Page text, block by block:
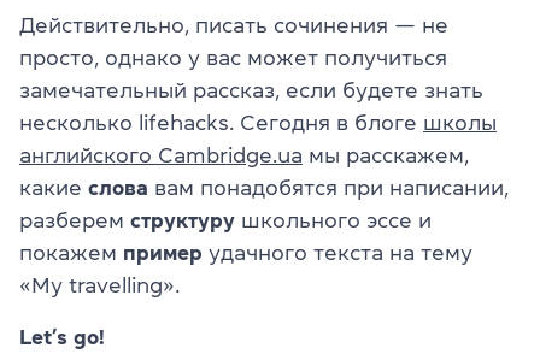
Действительно, писать сочинения — не
просто, однако у вас может получиться
замечательный рассказ, если будете знать
несколько lifehacks. Сегодня в блоге школы
английского Cambridge.ua мы расскажем,
какие слова вам понадобятся при написании,
разберем структуру школьного эссе и
покажем пример удачного текста на тему
«My travelling».
Let’s go!